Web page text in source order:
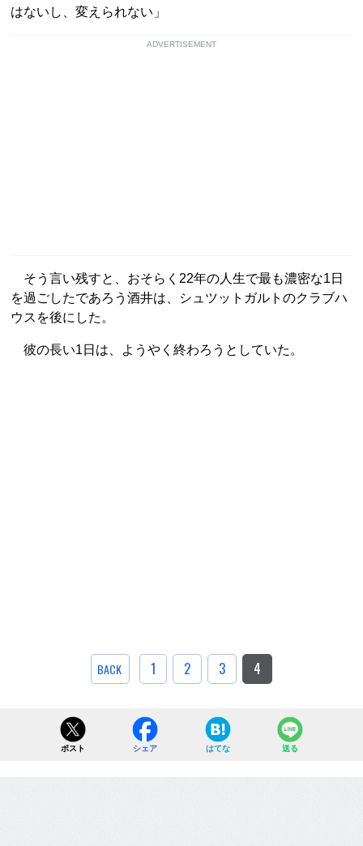
はないし、変えられない」
ADVERTISEMENT
そう言い残すと、おそらく22年の人生で最も濃密な1日
を過ごしたであろう酒井は、シュツットガルトのクラブハ
ウスを後にした。
彼の長い1日は、ようやく終わろうとしていた。
BACK 1 2 3 4
ポスト シェア はてな 送る